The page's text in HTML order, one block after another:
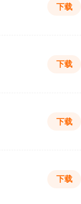
下载
下载
下载
下载